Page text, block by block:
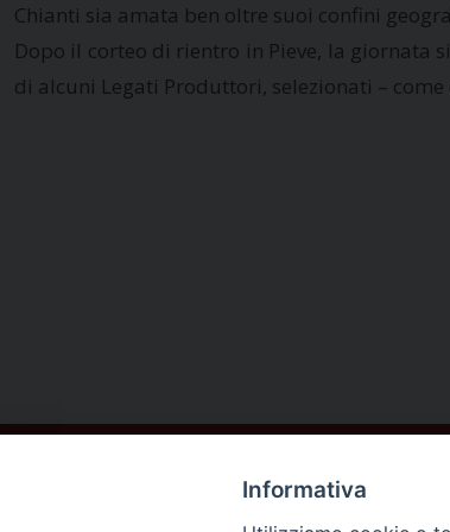
Chianti sia amata ben oltre suoi confini
Dopo il corteo di rientro in Pieve, la giornata
di alcuni Legati Produttori, selezionati –
Informativa